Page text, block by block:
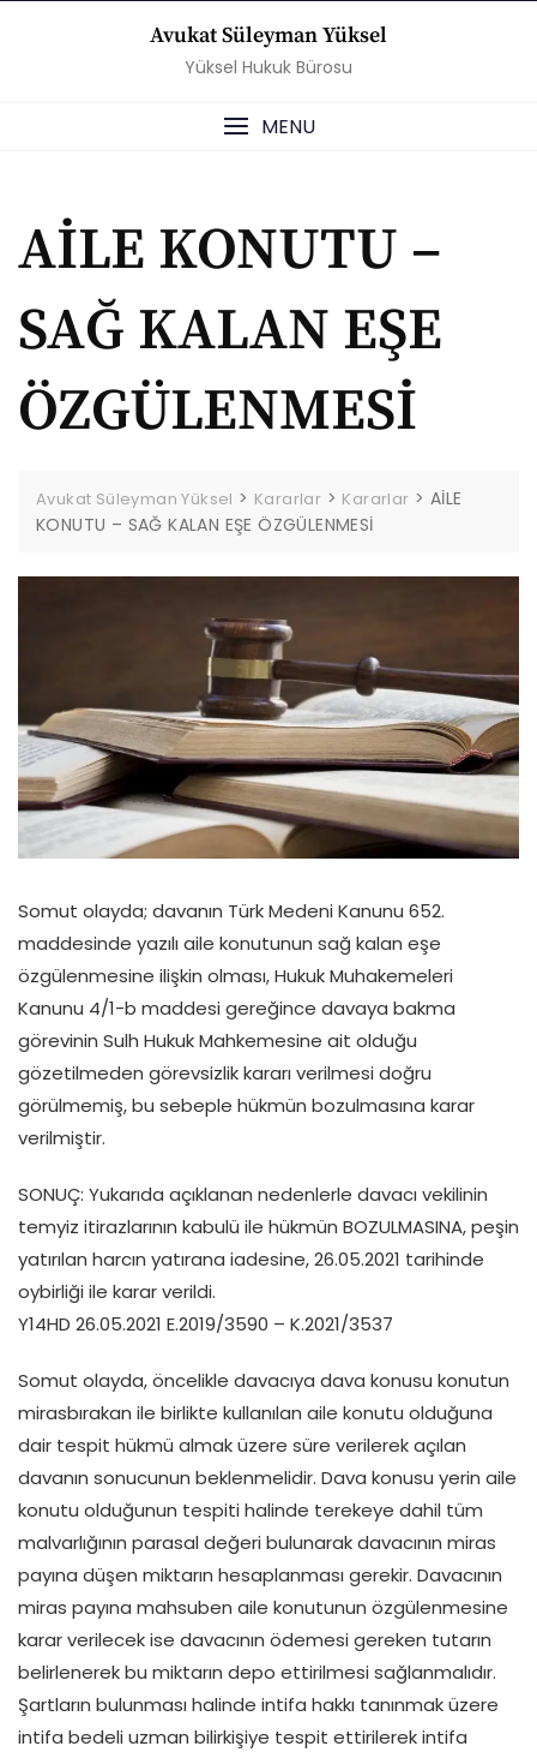
Avukat Süleyman Yüksel
Yüksel Hukuk Bürosu
MENU
AİLE KONUTU –
SAĞ KALAN EŞE
ÖZGÜLENMESİ
Avukat Süleyman Yüksel > Kararlar > Kararlar > AİLE
KONUTU – SAĞ KALAN EŞE ÖZGÜLENMESİ
Somut olayda; davanın Türk Medeni Kanunu 652.
maddesinde yazılı aile konutunun sağ kalan eşe
özgülenmesine ilişkin olması, Hukuk Muhakemeleri
Kanunu 4/1-b maddesi gereğince davaya bakma
görevinin Sulh Hukuk Mahkemesine ait olduğu
gözetilmeden görevsizlik kararı verilmesi doğru
görülmemiş, bu sebeple hükmün bozulmasına karar
verilmiştir.
SONUÇ: Yukarıda açıklanan nedenlerle davacı vekilinin
temyiz itirazlarının kabulü ile hükmün BOZULMASINA, peşin
yatırılan harcın yatırana iadesine, 26.05.2021 tarihinde
oybirliği ile karar verildi.
Y14HD 26.05.2021 E.2019/3590 – K.2021/3537
Somut olayda, öncelikle davacıya dava konusu konutun
mirasbırakan ile birlikte kullanılan aile konutu olduğuna
dair tespit hükmü almak üzere süre verilerek açılan
davanın sonucunun beklenmelidir. Dava konusu yerin aile
konutu olduğunun tespiti halinde terekeye dahil tüm
malvarlığının parasal değeri bulunarak davacının miras
payına düşen miktarın hesaplanması gerekir. Davacının
miras payına mahsuben aile konutunun özgülenmesine
karar verilecek ise davacının ödemesi gereken tutarın
belirlenerek bu miktarın depo ettirilmesi sağlanmalıdır.
Şartların bulunması halinde intifa hakkı tanınmak üzere
intifa bedeli uzman bilirkişiye tespit ettirilerek intifa